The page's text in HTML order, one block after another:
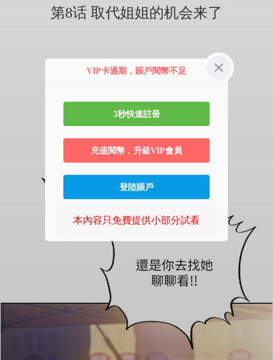
第8话 取代姐姐的机会来了
VIP卡過期，賬戶閱幣不足
3秒快速註冊
充值閱幣，升級VIP會員
登陸賬戶
本內容只免費提供小部分試看